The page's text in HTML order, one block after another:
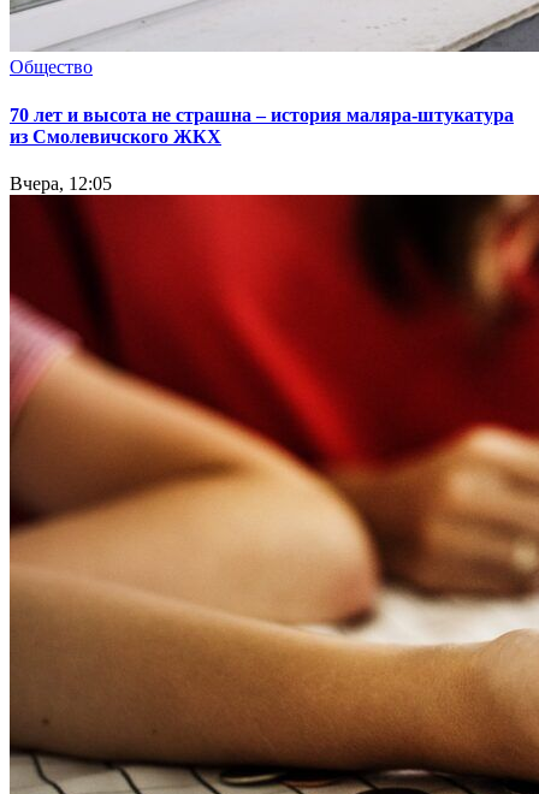
Общество
70 лет и высота не страшна – история маляра-штукатура
из Смолевичского ЖКХ
Вчера, 12:05